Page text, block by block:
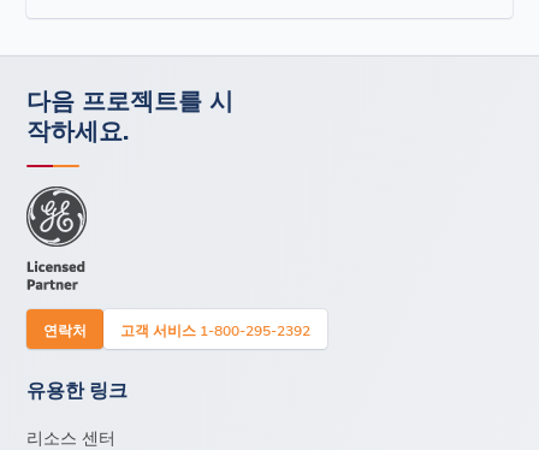
다음 프로젝트를 시
작하세요.
연락처 고객 서비스 1-800-295-2392
유용한 링크
리소스 센터